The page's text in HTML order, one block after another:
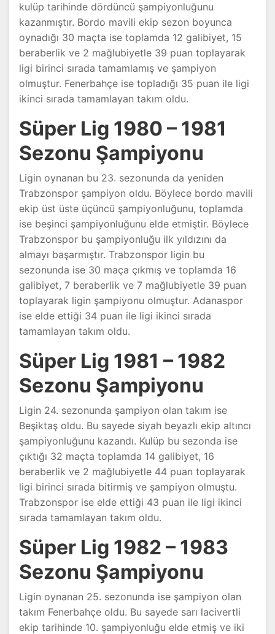
kulüp tarihinde dördüncü şampiyonluğunu
kazanmıştır. Bordo mavili ekip sezon boyunca
oynadığı 30 maçta ise toplamda 12 galibiyet, 15
beraberlik ve 2 mağlubiyetle 39 puan toplayarak
ligi birinci sırada tamamlamış ve şampiyon
olmuştur. Fenerbahçe ise topladığı 35 puan ile ligi
ikinci sırada tamamlayan takım oldu.
Süper Lig 1980 – 1981
Sezonu Şampiyonu
Ligin oynanan bu 23. sezonunda da yeniden
Trabzonspor şampiyon oldu. Böylece bordo mavili
ekip üst üste üçüncü şampiyonluğunu, toplamda
ise beşinci şampiyonluğunu elde etmiştir. Böylece
Trabzonspor bu şampiyonluğu ilk yıldızını da
almayı başarmıştır. Trabzonspor ligin bu
sezonunda ise 30 maça çıkmış ve toplamda 16
galibiyet, 7 beraberlik ve 7 mağlubiyetle 39 puan
toplayarak ligin şampiyonu olmuştur. Adanaspor
ise elde ettiği 34 puan ile ligi ikinci sırada
tamamlayan takım oldu.
Süper Lig 1981 – 1982
Sezonu Şampiyonu
Ligin 24. sezonunda şampiyon olan takım ise
Beşiktaş oldu. Bu sayede siyah beyazlı ekip altıncı
şampiyonluğunu kazandı. Kulüp bu sezonda ise
çıktığı 32 maçta toplamda 14 galibiyet, 16
beraberlik ve 2 mağlubiyetle 44 puan toplayarak
ligi birinci sırada bitirmiş ve şampiyon olmuştu.
Trabzonspor ise elde ettiği 43 puan ile ligi ikinci
sırada tamamlayan takım oldu.
Süper Lig 1982 – 1983
Sezonu Şampiyonu
Ligin oynanan 25. sezonunda ise şampiyon olan
takım Fenerbahçe oldu. Bu sayede sarı lacivertli
ekip tarihinde 10. şampiyonluğu elde etmiş ve iki